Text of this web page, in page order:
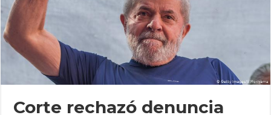
Corte rechazó denuncia